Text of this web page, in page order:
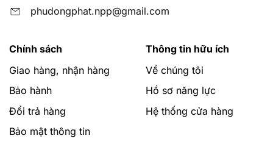
phudongphat.npp@gmail.com
Chính sách
Giao hàng, nhận hàng
Bảo hành
Đổi trả hàng
Bảo mật thông tin
Thông tin hữu ích
Về chúng tôi
Hồ sơ năng lực
Hệ thống cửa hàng